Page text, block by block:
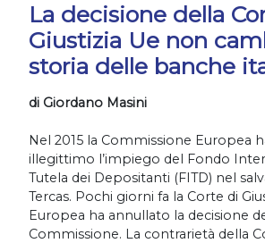
La decisione della
Giustizia Ue non
storia delle banche
di Giordano Masini
Nel 2015 la Commissione Europea
illegittimo l’impiego del Fondo
Tutela dei Depositanti (FITD) nel
Tercas. Pochi giorni fa la Corte di
Europea ha annullato la decisione
Commissione. La contrarietà della